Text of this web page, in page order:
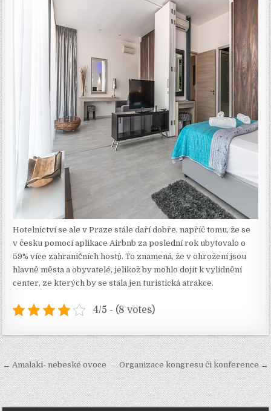
Hotelnictví se ale v Praze stále daří dobře, napříč tomu, že se
v česku pomocí aplikace Airbnb za poslední rok ubytovalo o
59% více zahraničních hostů. To znamená, že v ohrožení jsou
hlavně města a obyvatelé, jelikož by mohlo dojít k vylidnění
center, ze kterých by se stala jen turistická atrakce.
4/5 - (8 votes)
Navigace
pro
příspěvek
← Amalaki- nebeské ovoce Organizace kongresu či konference →